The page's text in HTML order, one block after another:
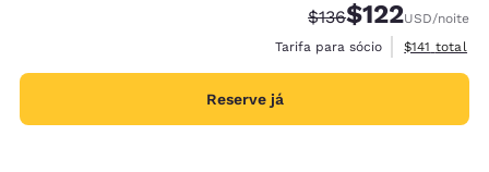
Tarifa anterior
$136Tarifa com
$122USD/noite
Tarifa para sócio
Exibir
$141 total
Reserve já